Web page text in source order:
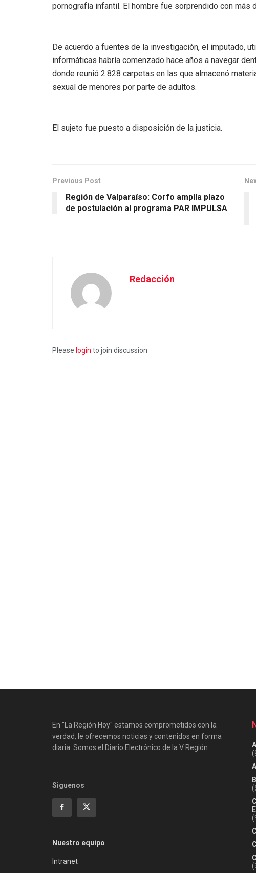
pornografía infantil. El hombre fue sorprendido con
De acuerdo a fuentes de la investigación, el imputado,
informáticas habría comenzado hace años a navegar
donde reunió 2.828 carpetas en las que almacenó
sexual de menores por parte de adultos.
El sujeto fue puesto a disposición de la justicia.
Previous Post
Región de Valparaíso: Corfo amplía plazo
de postulación al programa PAR IMPULSA
Redacción
Please login to join discussion
En "La Región Hoy" estamos comprometidos con la
verdad, le ofrecemos noticias y contenidos en forma
diaria. Somos el Diario Electrónico de la V Región.
Siguenos
Nuestro equipo
Intranet